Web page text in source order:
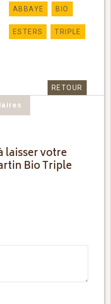
ABBAYE BIO
ESTERS TRIPLE
RETOUR
laisser votre
Bio Triple